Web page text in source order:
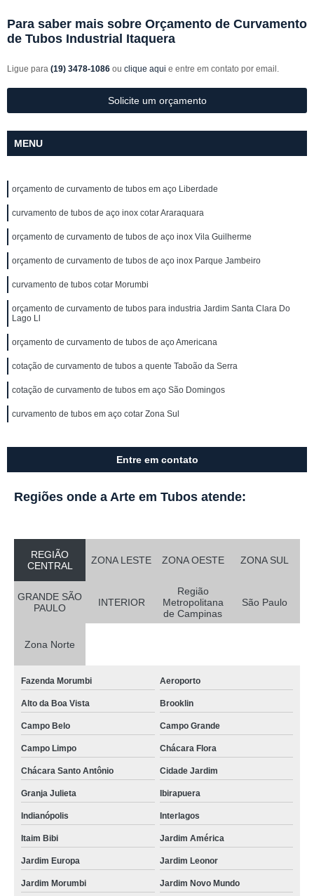
Para saber mais sobre Orçamento de Curvamento
de Tubos Industrial Itaquera
Ligue para (19) 3478-1086 ou clique aqui e entre em contato por email.
Solicite um orçamento
MENU
orçamento de curvamento de tubos em aço Liberdade
curvamento de tubos de aço inox cotar Araraquara
orçamento de curvamento de tubos de aço inox Vila Guilherme
orçamento de curvamento de tubos de aço inox Parque Jambeiro
curvamento de tubos cotar Morumbi
orçamento de curvamento de tubos para industria Jardim Santa Clara Do
Lago Ll
orçamento de curvamento de tubos de aço Americana
cotação de curvamento de tubos a quente Taboão da Serra
cotação de curvamento de tubos em aço São Domingos
curvamento de tubos em aço cotar Zona Sul
Entre em contato
Regiões onde a Arte em Tubos atende:
REGIÃO
CENTRAL
ZONA LESTE ZONA OESTE ZONA SUL
GRANDE SÃO
PAULO
INTERIOR
Região
Metropolitana
de Campinas
São Paulo
Zona Norte
Fazenda Morumbi Aeroporto
Alto da Boa Vista Brooklin
Campo Belo Campo Grande
Campo Limpo Chácara Flora
Chácara Santo Antônio Cidade Jardim
Granja Julieta Ibirapuera
Indianópolis Interlagos
Itaim Bibi Jardim América
Jardim Europa Jardim Leonor
Jardim Morumbi Jardim Novo Mundo